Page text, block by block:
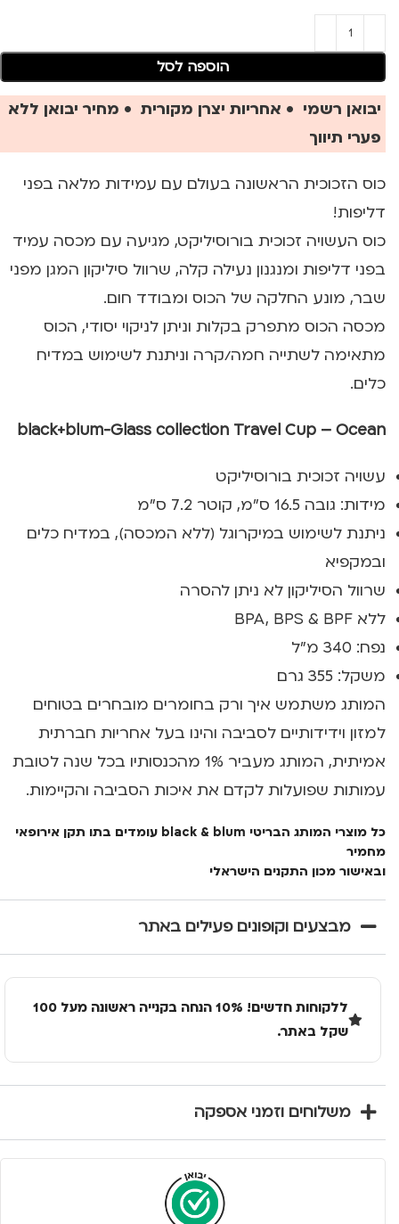
הוספה לסל
יבואן רשמי • אחריות יצרן מקורית • מחיר יבואן ללא
פערי תיווך
כוס הזכוכית הראשונה בעולם עם עמידות מלאה בפני
דליפות!
כוס העשויה זכוכית בורוסיליקט, מגיעה עם מכסה עמיד
בפני דליפות ומנגנון נעילה קלה, שרוול סיליקון המגן מפני
שבר, מונע החלקה של הכוס ומבודד חום.
מכסה הכוס מתפרק בקלות וניתן לניקוי יסודי, הכוס
מתאימה לשתייה חמה/קרה וניתנת לשימוש במדיח
כלים.
black+blum-Glass collection Travel Cup – Ocean
עשויה זכוכית בורוסיליקט
מידות: גובה 16.5 ס"מ, קוטר 7.2 ס"מ
ניתנת לשימוש במיקרוגל (ללא המכסה), במדיח כלים
ובמקפיא
שרוול הסיליקון לא ניתן להסרה
ללא BPA, BPS & BPF
נפח: 340 מ"ל
משקל: 355 גרם
המותג משתמש איך ורק בחומרים מובחרים בטוחים
למזון וידידותיים לסביבה והינו בעל אחריות חברתית
אמיתית, המותג מעביר 1% מהכנסותיו בכל שנה לטובת
עמותות שפועלות לקדם את איכות הסביבה והקיימות.
כל מוצרי המותג הבריטי black & blum עומדים בתו תקן אירופאי
מחמיר
ובאישור מכון התקנים הישראלי
מבצעים וקופונים פעילים באתר
ללקוחות חדשים! 10% הנחה בקנייה ראשונה מעל 100
שקל באתר.
משלוחים וזמני אספקה